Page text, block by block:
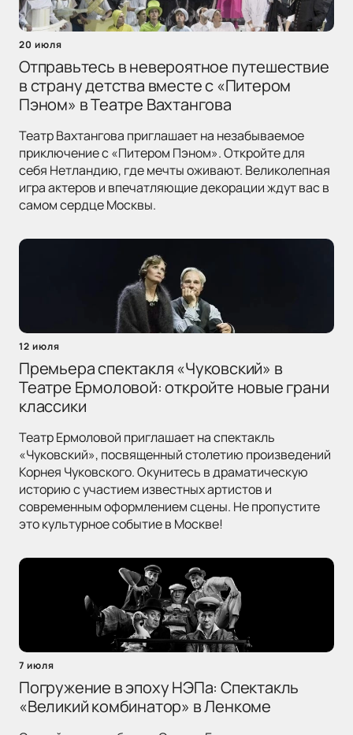
20 июля
Отправьтесь в невероятное путешествие
в страну детства вместе с «Питером
Пэном» в Театре Вахтангова
Театр Вахтангова приглашает на незабываемое
приключение с «Питером Пэном». Откройте для
себя Нетландию, где мечты оживают. Великолепная
игра актеров и впечатляющие декорации ждут вас в
самом сердце Москвы.
12 июля
Премьера спектакля «Чуковский» в
Театре Ермоловой: откройте новые грани
классики
Театр Ермоловой приглашает на спектакль
«Чуковский», посвященный столетию произведений
Корнея Чуковского. Окунитесь в драматическую
историю с участием известных артистов и
современным оформлением сцены. Не пропустите
это культурное событие в Москве!
7 июля
Погружение в эпоху НЭПа: Спектакль
«Великий комбинатор» в Ленкоме